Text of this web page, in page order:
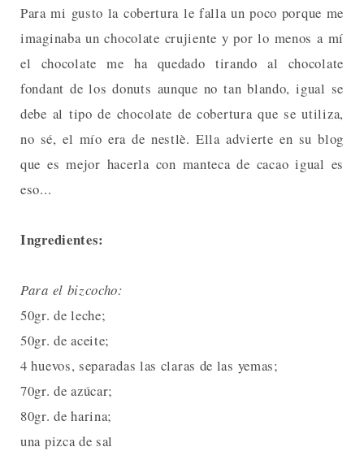
Para mi gusto la cobertura le falla un poco porque me
imaginaba un chocolate crujiente y por lo menos a mí
el chocolate me ha quedado tirando al chocolate
fondant de los donuts aunque no tan blando, igual se
debe al tipo de chocolate de cobertura que se utiliza,
no sé, el mío era de nestlè. Ella advierte en su blog
que es mejor hacerla con manteca de cacao igual es
eso...
Ingredientes:
Para el bizcocho:
50gr. de leche;
50gr. de aceite;
4 huevos, separadas las claras de las yemas;
70gr. de azúcar;
80gr. de harina;
una pizca de sal